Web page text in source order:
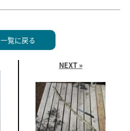
一覧に戻る
NEXT »